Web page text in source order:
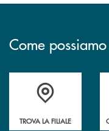
Come possiamo
Accedi all' elenco
TROVA LA FILIALE